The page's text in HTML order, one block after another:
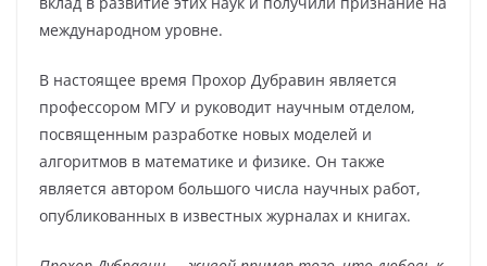
международном уровне.
В настоящее время Прохор Дубравин является
профессором МГУ и руководит научным отделом,
посвященным разработке новых моделей и
алгоритмов в математике и физике. Он также
является автором большого числа научных работ,
опубликованных в известных журналах и книгах.